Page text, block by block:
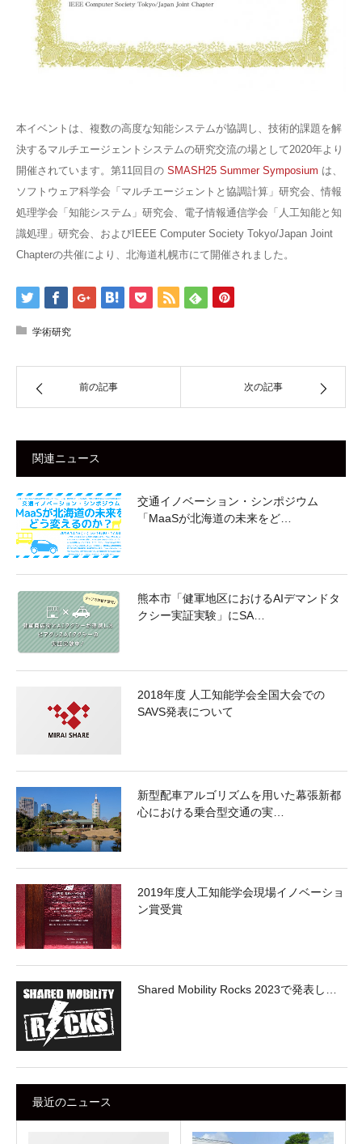
本イベントは、複数の高度な知能システムが協調し、技術的課題を解
決するマルチエージェントシステムの研究交流の場として2020年より
開催されています。第11回目の SMASH25 Summer Symposium は、
ソフトウェア科学会「マルチエージェントと協調計算」研究会、情報
処理学会「知能システム」研究会、電子情報通信学会「人工知能と知
識処理」研究会、およびIEEE Computer Society Tokyo/Japan Joint
Chapterの共催により、北海道札幌市にて開催されました。
学術研究
前の記事 次の記事
関連ニュース
交通イノベーション・シンポジウム
「MaaSが北海道の未来をど…
熊本市「健軍地区におけるAIデマンドタ
クシー実証実験」にSA…
2018年度 人工知能学会全国大会での
SAVS発表について
新型配車アルゴリズムを用いた幕張新都
心における乗合型交通の実…
2019年度人工知能学会現場イノベーショ
ン賞受賞
Shared Mobility Rocks 2023で発表し…
最近のニュース